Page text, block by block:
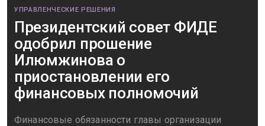
УПРАВЛЕНЧЕСКИЕ РЕШЕНИЯ
Президентский совет ФИДЕ
одобрил прошение
Илюмжинова о
приостановлении его
финансовых полномочий
Финансовые обязанности главы организации